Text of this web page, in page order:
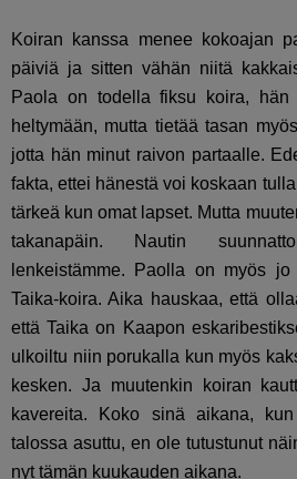
Koiran kanssa menee kokoajan
päiviä ja sitten vähän niitä
Paola on todella fiksu koira,
heltymään, mutta tietää tasan
jotta hän minut raivon partaalle.
fakta, ettei hänestä voi koskaan
tärkeä kun omat lapset. Mutta
takanapäin. Nautin
lenkeistämme. Paolla on myös
Taika-koira. Aika hauskaa, että
että Taika on Kaapon
ulkoiltu niin porukalla kun myös
kesken. Ja muutenkin koiran
kavereita. Koko sinä aikana,
talossa asuttu, en ole tutustunut
nyt tämän kuukauden aikana.